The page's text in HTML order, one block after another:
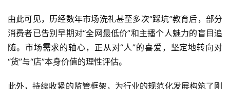
由此可见，历经数年市场洗礼甚至多次“踩坑”教育后，部分
消费者已告别早期对“全网最低价”和主播个人魅力的盲目追
随。市场需求的轴心，正从对“人”的喜爱，坚定地转向对
“货”与“店”本身价值的理性评估。
此外，持续收紧的监管框架，为行业的规范化发展构筑了刚